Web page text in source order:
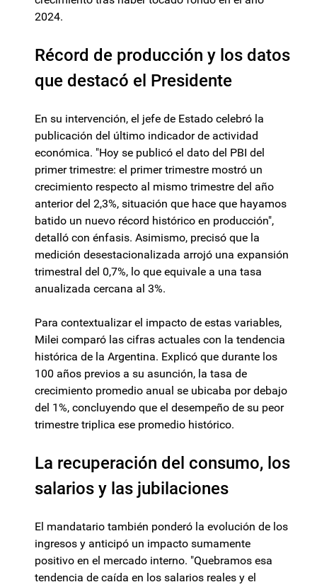
2024.
Récord de producción y los datos
que destacó el Presidente
En su intervención, el jefe de Estado celebró la
publicación del último indicador de actividad
económica. "Hoy se publicó el dato del PBI del
primer trimestre: el primer trimestre mostró un
crecimiento respecto al mismo trimestre del año
anterior del 2,3%, situación que hace que hayamos
batido un nuevo récord histórico en producción",
detalló con énfasis. Asimismo, precisó que la
medición desestacionalizada arrojó una expansión
trimestral del 0,7%, lo que equivale a una tasa
anualizada cercana al 3%.
Para contextualizar el impacto de estas variables,
Milei comparó las cifras actuales con la tendencia
histórica de la Argentina. Explicó que durante los
100 años previos a su asunción, la tasa de
crecimiento promedio anual se ubicaba por debajo
del 1%, concluyendo que el desempeño de su peor
trimestre triplica ese promedio histórico.
La recuperación del consumo, los
salarios y las jubilaciones
El mandatario también ponderó la evolución de los
ingresos y anticipó un impacto sumamente
positivo en el mercado interno. "Quebramos esa
tendencia de caída en los salarios reales y el